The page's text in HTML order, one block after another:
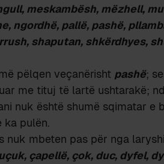
meskambësh, mëzhell,
ngordhë, pallë, pashë,
shaputan, shkërdhyes,
pëlqen veçanërisht pashë;
me tituj të lartë ushtarakë;
nuk është shumë sqimatar e
ka pulën.
nuk mbeten pas për nga
çapellë, çok, duc, dyfel,